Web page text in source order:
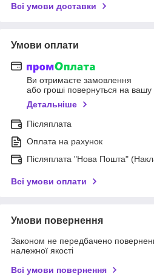
Всі умови доставки
Умови оплати
Ви отримаєте замовлення
або гроші повернуться на вашу
Детальніше
Післяплата
Оплата на рахунок
Післяплата "Нова Пошта"
Всі умови оплати
Умови повернення
Законом не передбачено
належної якості
Всі умови повернення